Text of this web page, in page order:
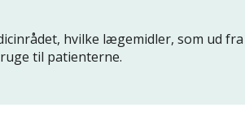
hvilke lægemidler, som ud
til patienterne.